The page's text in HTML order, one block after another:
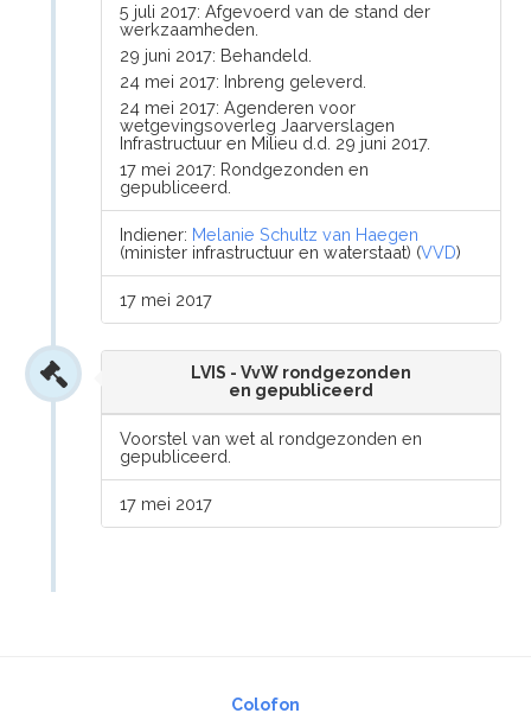
5 juli 2017: Afgevoerd van de stand der
werkzaamheden.
29 juni 2017: Behandeld.
24 mei 2017: Inbreng geleverd.
24 mei 2017: Agenderen voor
wetgevingsoverleg Jaarverslagen
Infrastructuur en Milieu d.d. 29 juni 2017.
17 mei 2017: Rondgezonden en
gepubliceerd.
Indiener: Melanie Schultz van Haegen
(minister infrastructuur en waterstaat) (VVD)
17 mei 2017
LVIS - VvW rondgezonden
en gepubliceerd
Voorstel van wet al rondgezonden en
gepubliceerd.
17 mei 2017
Colofon